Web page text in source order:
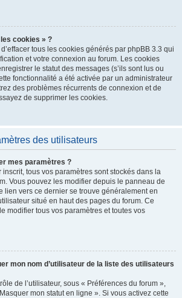
cookies » ?
tous les cookies générés par phpBB 3.3 qui
et votre connexion au forum. Les cookies
le statut des messages (s’ils sont lus ou
fonctionnalité a été activée par un administrateur
des problèmes récurrents de connexion et de
de supprimer les cookies.
des utilisateurs
mes paramètres ?
tous vos paramètres sont stockés dans la
Vous pouvez les modifier depuis le panneau de
lien vers ce dernier se trouve généralement en
situé en haut des pages du forum. Ce
modifier tous vos paramètres et toutes vos
mon nom d’utilisateur de la liste des utilisateurs
de l’utilisateur, sous « Préférences du forum »,
mon statut en ligne ». Si vous activez cette